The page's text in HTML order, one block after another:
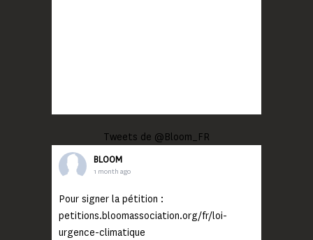
Tweets de @Bloom_FR
BLOOM
1 month ago
Pour signer la pétition :
petitions.bloomassociation.org/fr/loi-
urgence-climatique